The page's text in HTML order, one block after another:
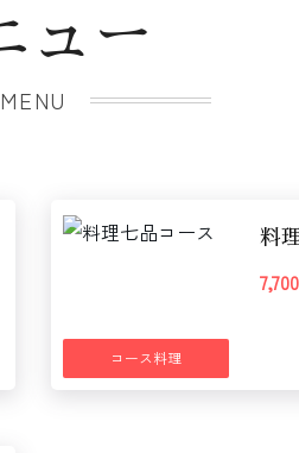
ュー
MENU
コース料理
料